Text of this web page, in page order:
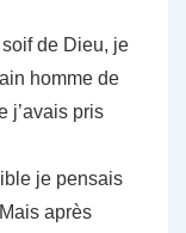
de Dieu, je
homme de
j’avais pris
je pensais
après